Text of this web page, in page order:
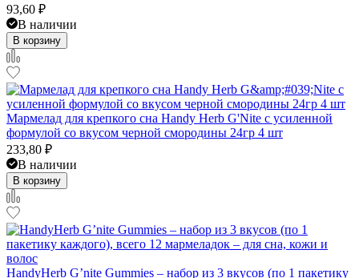
93,60 ₽
В наличии
В корзину
Мармелад для крепкого сна Handy Herb G'Nite с усиленной
формулой со вкусом черной смородины 24гр 4 шт
233,80 ₽
В наличии
В корзину
HandyHerb G’nite Gummies – набор из 3 вкусов (по 1 пакетику